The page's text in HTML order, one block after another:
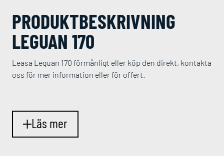
PRODUKT­BESKRIVNING
LEGUAN 170
Leasa Leguan 170 förmånligt eller köp den direkt, kontakta
oss för mer information eller för offert.
Läs mer